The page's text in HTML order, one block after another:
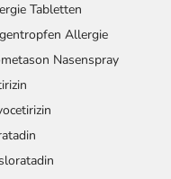
Tabletten
Allergie
Nasenspray